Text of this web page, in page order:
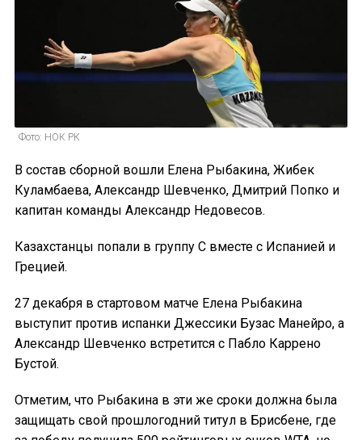
Фото: НОК РК
В состав сборной вошли Елена Рыбакина, Жибек
Куламбаева, Александр Шевченко, Дмитрий Попко и
капитан команды Александр Недовесов.
Казахстанцы попали в группу С вместе с Испанией и
Грецией.
27 декабря в стартовом матче Елена Рыбакина
выступит против испанки Джессики Бузас Манейро, а
Александр Шевченко встретится с Пабло Каррено
Бустой.
Отметим, что Рыбакина в эти же сроки должна была
защищать свой прошлогодний титул в Брисбене, где